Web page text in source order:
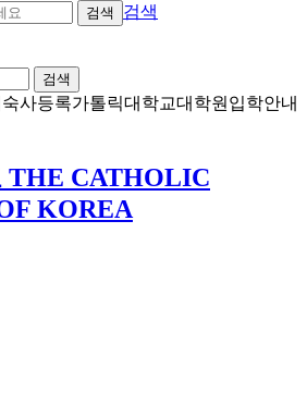
검색
검색
검색
사등록가톨릭대학교대학원입학안내